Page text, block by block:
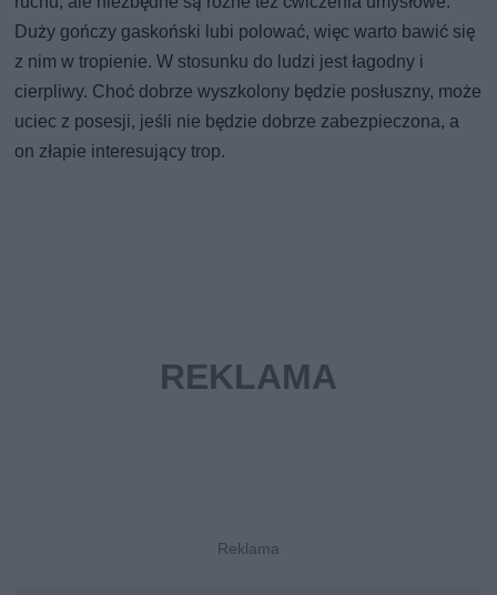
Duży gończy gaskoński lubi polować, więc warto bawić się
z nim w tropienie. W stosunku do ludzi jest łagodny i
cierpliwy. Choć dobrze wyszkolony będzie posłuszny, może
uciec z posesji, jeśli nie będzie dobrze zabezpieczona, a
on złapie interesujący trop.